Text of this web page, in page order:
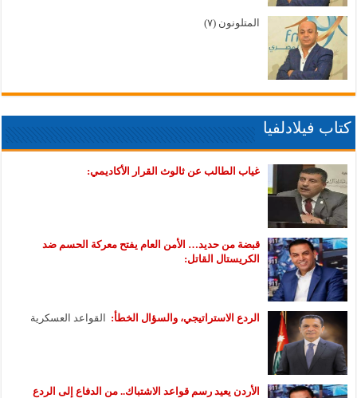
المتلونون (٧)
كتاب فيلادلفيا
غياب الطالب عن ثالوث القرار الأكاديمي:
قبضة من حديد… الأمن العام يفتح معركة الحسم ضد
الكريستال القاتل:
الردع الاستراتيجي، والسؤال الخطأ: القواعد العسكرية
الأردن يعيد رسم قواعد الاشتباك.. من الدفاع إلى الردع